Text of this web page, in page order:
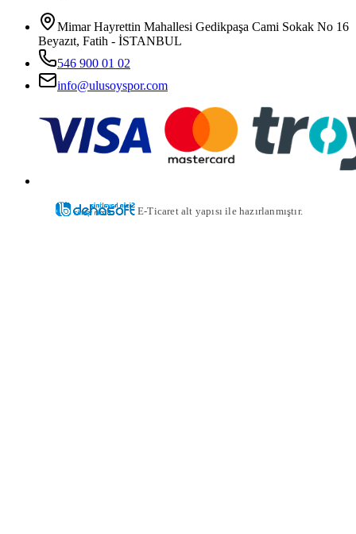
Mimar Hayrettin Mahallesi Gedikpaşa Cami Sokak No 16
Beyazıt, Fatih - İSTANBUL
546 900 01 02
info@ulusoyspor.com
E-Ticaret alt yapısı ile hazırlanmıştır.